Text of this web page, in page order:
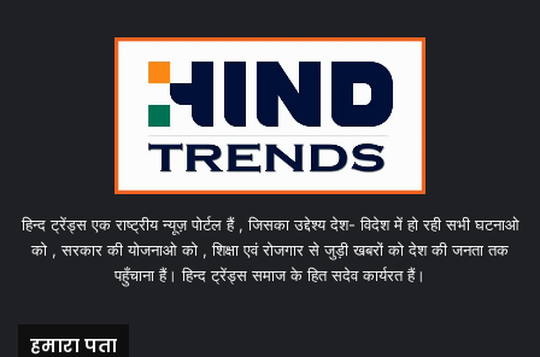
हिन्द ट्रेंड्स एक राष्ट्रीय न्यूज़ पोर्टल हैं , जिसका उद्देश्य देश- विदेश में हो रही सभी घटनाओ
को , सरकार की योजनाओ को , शिक्षा एवं रोजगार से जुड़ी खबरों को देश की जनता तक
पहुँचाना हैं। हिन्द ट्रेंड्स समाज के हित सदेव कार्यरत हैं।
हमारा पता